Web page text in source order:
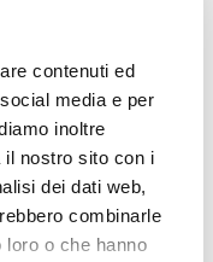
contenuti ed
media e per
inoltre
il nostro sito con i
dei dati web,
combinarle
o che hanno